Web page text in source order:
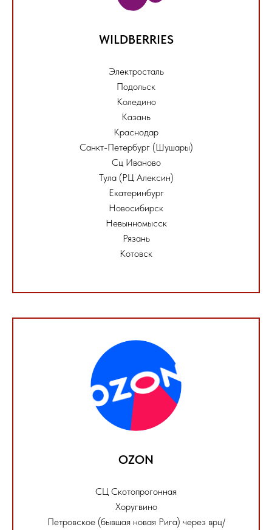
WILDBERRIES
Электросталь
Подольск
Коледино
Казань
Краснодар
Санкт-Петербург (Шушары)
Сц Иваново
Тула (РЦ Алексин)
Екатеринбург
Новосибирск
Невынномысск
Рязань
Котовск
OZON
СЦ Скотопрогонная
Хоругвино
Петровское (бывшая новая Рига) через врц/